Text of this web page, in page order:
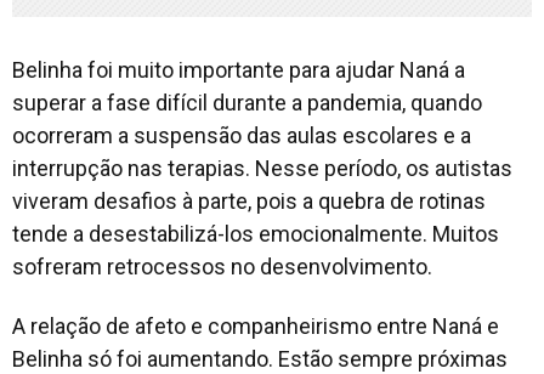
Belinha foi muito importante para ajudar Naná a
superar a fase difícil durante a pandemia, quando
ocorreram a suspensão das aulas escolares e a
interrupção nas terapias. Nesse período, os autistas
viveram desafios à parte, pois a quebra de rotinas
tende a desestabilizá-los emocionalmente. Muitos
sofreram retrocessos no desenvolvimento.
A relação de afeto e companheirismo entre Naná e
Belinha só foi aumentando. Estão sempre próximas